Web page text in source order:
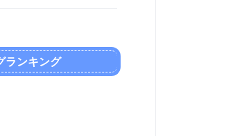
ランキング